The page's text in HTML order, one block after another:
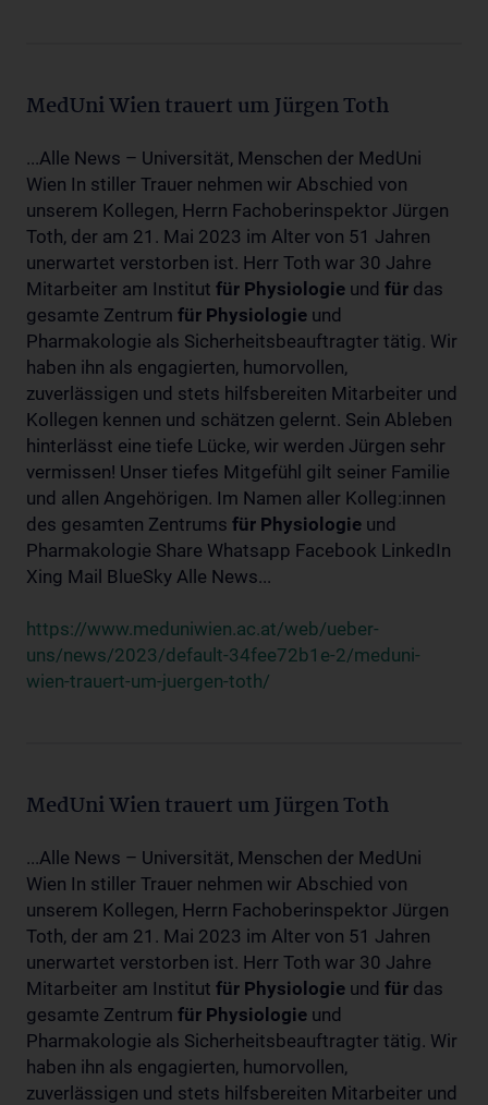
MedUni Wien trauert um Jürgen Toth
...Alle News – Universität, Menschen der MedUni
Wien In stiller Trauer nehmen wir Abschied von
unserem Kollegen, Herrn Fachoberinspektor Jürgen
Toth, der am 21. Mai 2023 im Alter von 51 Jahren
unerwartet verstorben ist. Herr Toth war 30 Jahre
Mitarbeiter am Institut für Physiologie und für das
gesamte Zentrum für Physiologie und
Pharmakologie als Sicherheitsbeauftragter tätig. Wir
haben ihn als engagierten, humorvollen,
zuverlässigen und stets hilfsbereiten Mitarbeiter und
Kollegen kennen und schätzen gelernt. Sein Ableben
hinterlässt eine tiefe Lücke, wir werden Jürgen sehr
vermissen! Unser tiefes Mitgefühl gilt seiner Familie
und allen Angehörigen. Im Namen aller Kolleg:innen
des gesamten Zentrums für Physiologie und
Pharmakologie Share Whatsapp Facebook LinkedIn
Xing Mail BlueSky Alle News...
https://www.meduniwien.ac.at/web/ueber-
uns/news/2023/default-34fee72b1e-2/meduni-
wien-trauert-um-juergen-toth/
MedUni Wien trauert um Jürgen Toth
...Alle News – Universität, Menschen der MedUni
Wien In stiller Trauer nehmen wir Abschied von
unserem Kollegen, Herrn Fachoberinspektor Jürgen
Toth, der am 21. Mai 2023 im Alter von 51 Jahren
unerwartet verstorben ist. Herr Toth war 30 Jahre
Mitarbeiter am Institut für Physiologie und für das
gesamte Zentrum für Physiologie und
Pharmakologie als Sicherheitsbeauftragter tätig. Wir
haben ihn als engagierten, humorvollen,
zuverlässigen und stets hilfsbereiten Mitarbeiter und